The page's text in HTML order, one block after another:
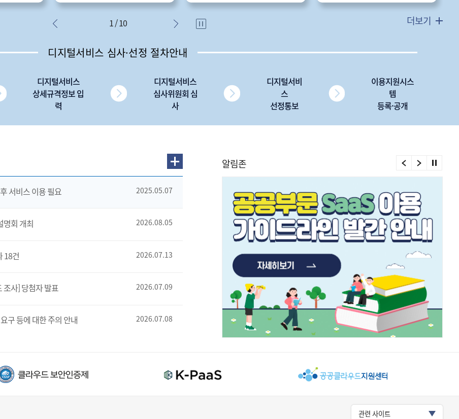
1 / 10 더보기
디지털서비스 심사·선정 절차안내
디지털서비스
상세규격정보 입
력
디지털서비스
심사위원회 심
사
디지털서비
스
선정통보
이용지원시스
템
등록·공개
서비스 이용 필요 2025.05.07
명회 개최 2026.08.05
18건 2026.07.13
조사] 당첨자 발표 2026.07.09
구 등에 대한 주의 안내 2026.07.08
알림존
관련 사이트